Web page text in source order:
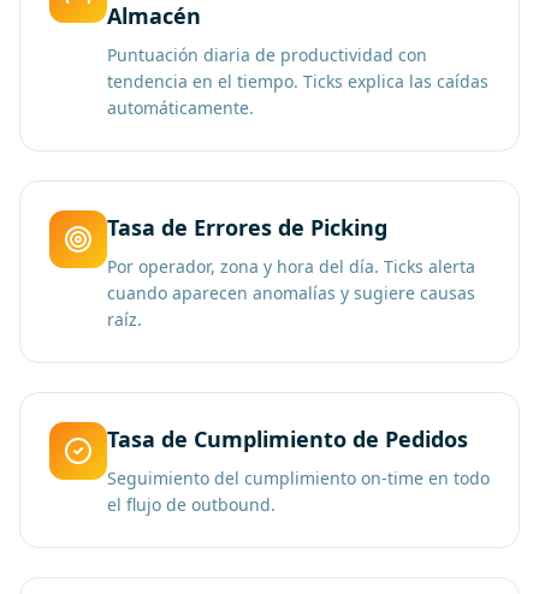
Almacén
Puntuación diaria de productividad con
tendencia en el tiempo. Ticks explica las caídas
automáticamente.
Tasa de Errores de Picking
Por operador, zona y hora del día. Ticks alerta
cuando aparecen anomalías y sugiere causas
raíz.
Tasa de Cumplimiento de Pedidos
Seguimiento del cumplimiento on-time en todo
el flujo de outbound.